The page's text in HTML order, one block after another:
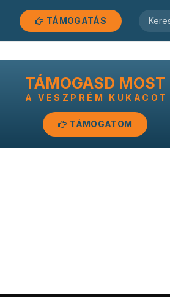
TÁMOGATÁS
TÁMOGASD MOST
A VESZPRÉM KUKACOT
TÁMOGATOM